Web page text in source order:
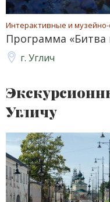
Интерактивные и
Программа «Битва
г. Углич
Угличу